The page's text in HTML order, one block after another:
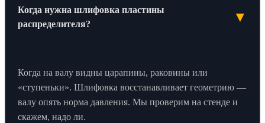
Когда нужна шлифовка пластины
распределителя?
▼
Когда на валу видны царапины, раковины или
«ступеньки». Шлифовка восстанавливает геометрию —
валу опять норма давления. Мы проверим на стенде и
скажем, надо ли.